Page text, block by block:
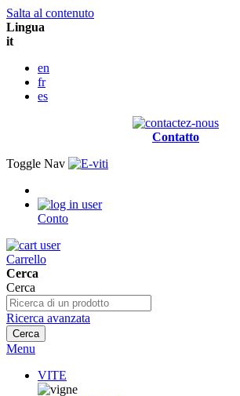
Salta al contenuto
Lingua
it
en
fr
es
Contatto
Toggle Nav
Conto
Carrello
Cerca
Cerca
Ricerca avanzata
Cerca
Menu
VITE